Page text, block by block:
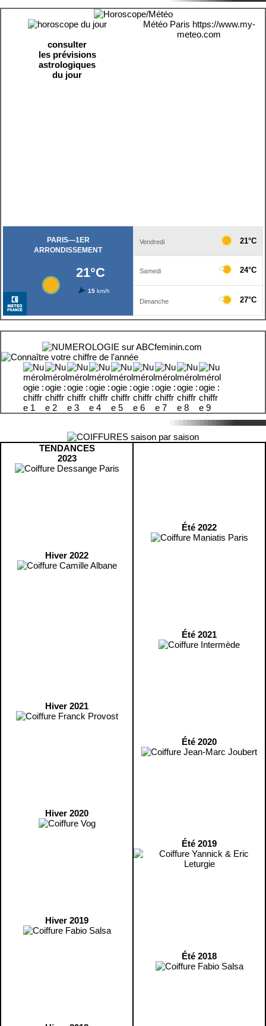
consulter
les prévisions
astrologiques
du jour
Météo Paris https://www.my-
meteo.com
TENDANCES
2023
Hiver 2022
Hiver 2021
Hiver 2020
Hiver 2019
Été 2022
Été 2021
Été 2020
Été 2019
Été 2018